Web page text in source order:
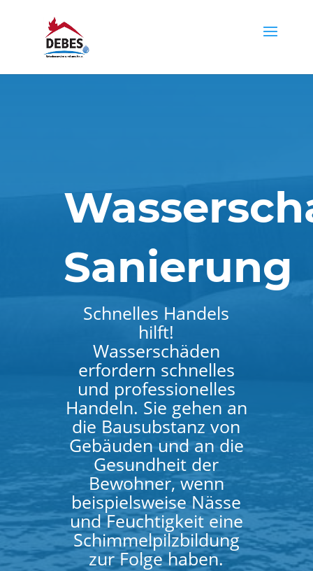
Sanierung
Schnelles Handels
hilft!
Wasserschäden
erfordern schnelles
und professionelles
Handeln. Sie gehen an
die Bausubstanz von
Gebäuden und an die
Gesundheit der
Bewohner, wenn
beispielsweise Nässe
und Feuchtigkeit eine
Schimmelpilzbildung
zur Folge haben.